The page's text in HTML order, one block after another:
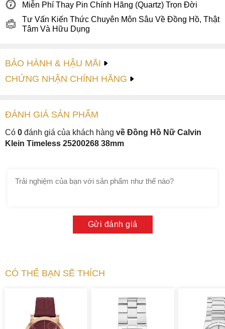
Miễn Phí Thay Pin Chính Hãng (Quartz) Trọn Đời
Tư Vấn Kiến Thức Chuyên Môn Sâu Về Đồng Hồ, Thật
Tâm Và Hữu Dụng
BẢO HÀNH & HẬU MÃI
CHỨNG NHẬN CHÍNH HÃNG
ĐÁNH GIÁ SẢN PHẤM
Có 0 đánh giá của khách hàng về Đồng Hồ Nữ Calvin
Klein Timeless 25200268 38mm
Gửi đánh giá
CÓ THỂ BẠN SẼ THÍCH